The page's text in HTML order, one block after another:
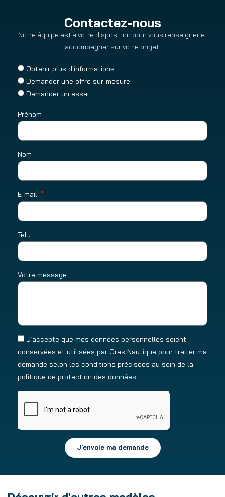
Contactez-nous
Notre équipe est à votre disposition pour vous renseigner et
accompagner sur votre projet.
Obtenir plus d'informations
Demander une offre sur-mesure
Demander un essai
Prénom
Nom
E-mail
Tel :
Votre message
J’accepte que mes données personnelles soient
conservées et utilisées par Cras Nautique pour traiter ma
demande selon les conditions précisées au sein de la
politique de protection des données
J'envoie ma demande